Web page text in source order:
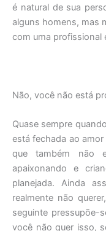
é natural de sua
alguns homens, mas
com uma profissional
Não, você não está
Quase sempre
está fechada ao
que também não
apaixonando e
planejada. Ainda
realmente não
seguinte pressupõe-
você não quer isso,